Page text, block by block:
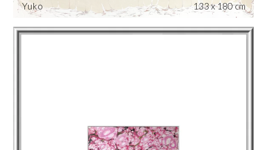
Yuko
133 x 180 cm